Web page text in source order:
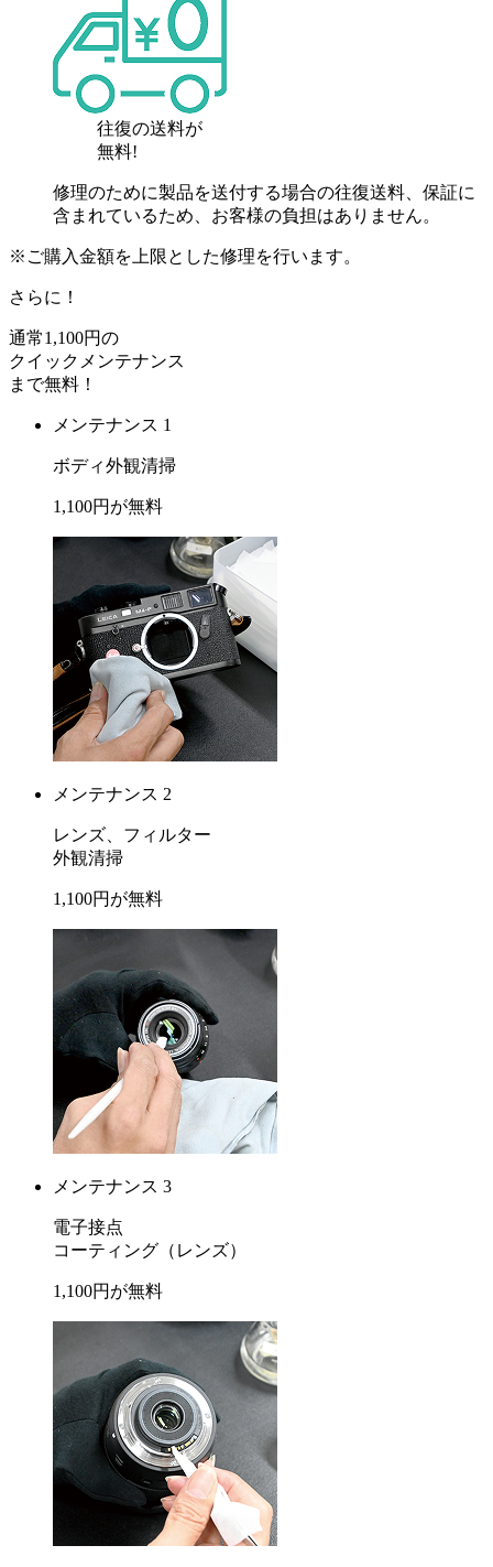
往復の送料が
無料!
修理のために製品を送付する場合の往復送料、保証に
含まれているため、お客様の負担はありません。
※ご購入金額を上限とした修理を行います。
さらに！
通常1,100円の
クイックメンテナンス
まで無料 ！
メンテナンス 1
ボディ外観清掃
1,100円が無料
メンテナンス 2
レンズ、フィルター
外観清掃
1,100円が無料
メンテナンス 3
電子接点
コーティング （レンズ）
1,100円が無料